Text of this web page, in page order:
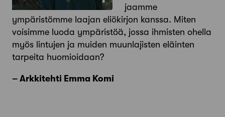
jaamme
ympäristömme laajan eliökirjon kanssa. Miten
voisimme luoda ympäristöä, jossa ihmisten ohella
myös lintujen ja muiden muunlajisten eläinten
tarpeita huomioidaan?
– Arkkitehti Emma Komi